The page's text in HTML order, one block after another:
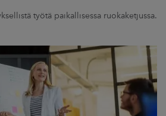
työtä paikallisessa ruokaketjussa.